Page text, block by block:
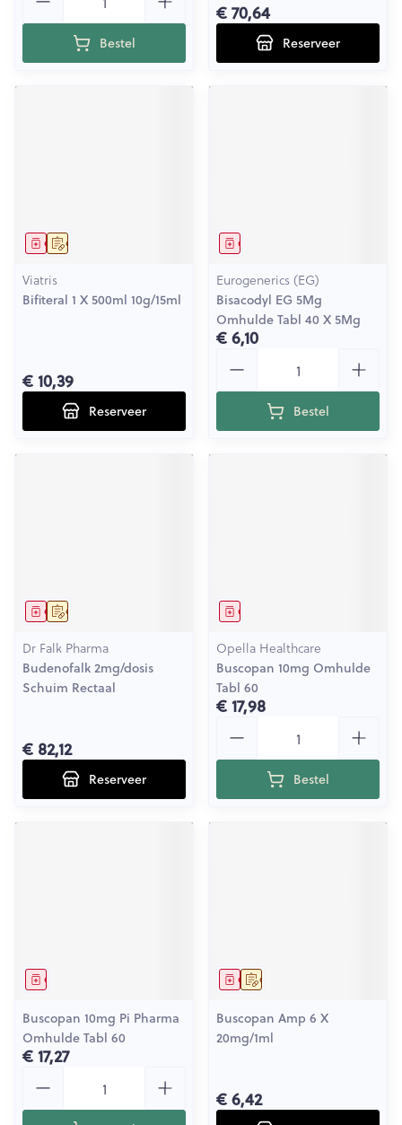
Bestel
€ 70,64
Reserveer
Op voorschrift
Geneesmiddel
Viatris
Bifiteral 1 X 500ml 10g/15ml
€ 10,39
Reserveer
Geneesmiddel
Eurogenerics (EG)
Bisacodyl EG 5Mg
Omhulde Tabl 40 X 5Mg
€ 6,10
Bestel
Op voorschrift
Geneesmiddel
Dr Falk Pharma
Budenofalk 2mg/dosis
Schuim Rectaal
€ 82,12
Reserveer
Geneesmiddel
Opella Healthcare
Buscopan 10mg Omhulde
Tabl 60
€ 17,98
Bestel
Geneesmiddel
Buscopan 10mg Pi Pharma
Omhulde Tabl 60
€ 17,27
Op voorschrift
Geneesmiddel
Buscopan Amp 6 X
20mg/1ml
€ 6,42